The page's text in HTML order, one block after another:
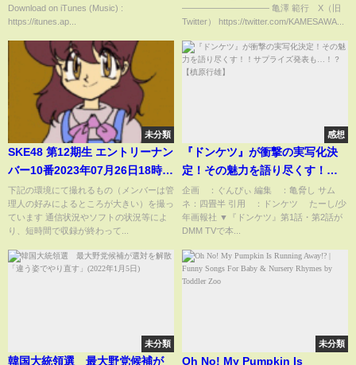
Download on iTunes (Music) :
https://itunes.ap...
士／特殊清掃
—————————— 亀澤 範行 X（旧
Twitter） https://twitter.com/KAMESAWA...
未分類
SKE48 第12期生 エントリーナン
バー10番2023年07月26日18時
31分27秒 ske48 12th 10
下記の環境にて撮れるもの（メンバーは管
理人の好みによるところが大きい）を撮っ
ています 通信状況やソフトの状況等によ
り、短時間で収録が終わって...
感想
『ドンケツ』が衝撃の実写化決
定！その魅力を語り尽くす！！
サプライズ発表も…！？【槙原
行雄】
企画 ：ぐんぴぃ 編集 ：亀脅し サム
ネ：四畳半 引用 ：ドンケツ ©たーし/少
年画報社 ▼『ドンケツ』第1話・第2話が
DMM TVで本...
未分類
韓国大統領選 最大野党候補が
未分類
Oh No! My Pumpkin Is